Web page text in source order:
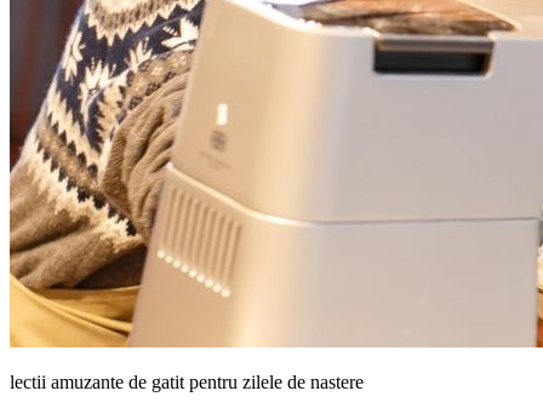
lectii amuzante de gatit pentru zilele de nastere